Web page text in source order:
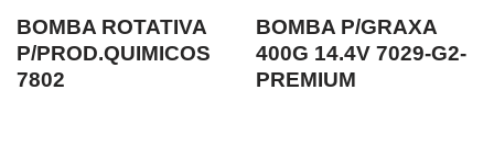
BOMBA ROTATIVA
P/PROD.QUIMICOS
7802
BOMBA P/GRAXA
400G 14.4V 7029-G2-
PREMIUM